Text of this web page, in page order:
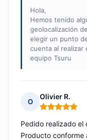
Hola,
Hemos tenido
geolocalización
elegir un punto
cuenta al realizar
equipo Tsuru
O
Olivier R.
Nota: 5 de 5
Pedido realizado el
Producto